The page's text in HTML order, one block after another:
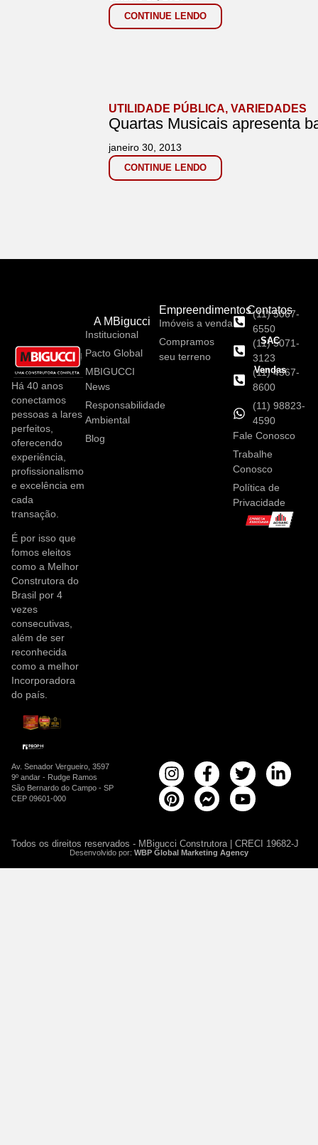
CONTINUE LENDO
UTILIDADE PÚBLICA, VARIEDADES
Quartas Musicais apresenta
CONTINUE LENDO
janeiro 30, 2013
Há 40 anos
conectamos
pessoas a lares
perfeitos,
oferecendo
experiência,
profissionalismo
e excelência em
cada
transação.
É por isso que
fomos eleitos
como a Melhor
Construtora do
Brasil por 4
vezes
consecutivas,
além de ser
reconhecida
como a melhor
Incorporadora
do país.
A MBigucci
Institucional
Pacto Global
MBIGUCCI
News
Responsabilidade
Ambiental
Blog
Empreendimentos
Imóveis a venda
Compramos
seu terreno
Contatos
(11) 5067-
6550
SAC
(11) 5071-
3123
Vendas
(11) 4367-
8600
(11) 98823-
4590
Fale Conosco
Trabalhe
Conosco
Política de
Privacidade
Av. Senador Vergueiro, 3597
9º andar - Rudge Ramos
São Bernardo do Campo - SP
CEP 09601-000
Todos os direitos reservados - MBigucci Construtora | CRECI 19682-J
Desenvolvido por: WBP Global Marketing Agency